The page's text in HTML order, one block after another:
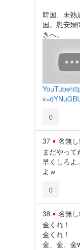
韓国、未熟
国。慰安婦
きへ。
YouTube
0
37 名無し
まだやって
早くしろよ
よｗ
0
38 名無し
金くれ！
金くれ！
金、金、金